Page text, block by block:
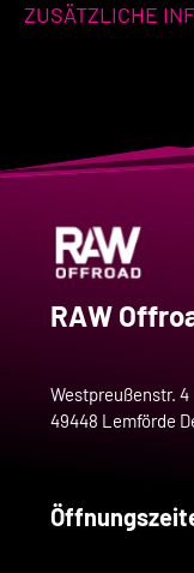
ZUSÄTZLICHE
RAW
Westpreußenstr. 4
49448 Lemförde